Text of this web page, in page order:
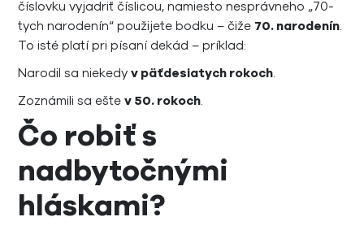
číslovku vyjadriť číslicou, namiesto nesprávneho „70-
tych narodenín“ použijete bodku – čiže 70. narodenín.
To isté platí pri písaní dekád – príklad:
Narodil sa niekedyv päťdesiatych rokoch.
Zoznámili sa eštev 50. rokoch.
Čo robiť s
nadbytočnými
hláskami?